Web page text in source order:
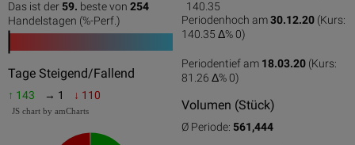
Das ist der 59. beste von 254
Handelstagen (%-Perf.)
0 50
Tage Steigend/Fallend
↑ 143 → 1 ↓ 110
JS chart by amCharts
0 100
140.35
Periodenhoch am30.12.20 (Kurs:
140.35 Δ% 0)
Periodentief am 18.03.20 (Kurs:
81.26 Δ% 0)
Volumen (Stück)
Ø Periode: 561,444